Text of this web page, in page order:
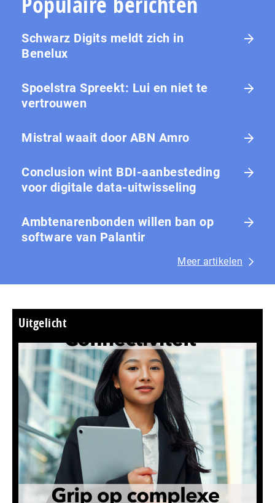
Schwarz Digits meldt zich in
Benelux
Spoelstra Spreekt: Lui en niet te
vertrouwen
Mistral waait door ABN Amro
Conclusion wint BDI-aanbesteding
voor digitale data-uitwisseling
Ambtenarenbonden willen ban op
software van Palantir
Meer artikelen
Uitgelicht